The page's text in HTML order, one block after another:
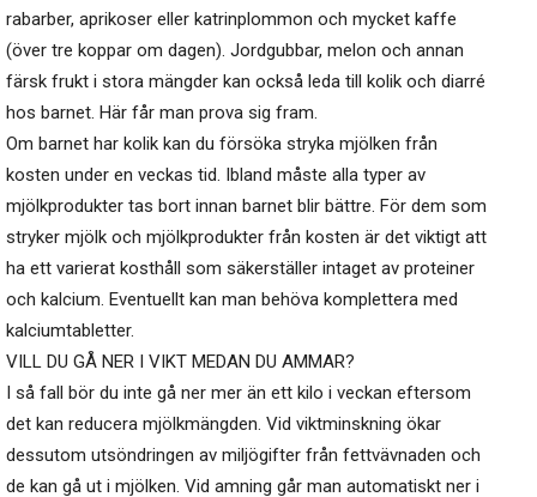
rabarber, aprikoser eller katrinplommon och mycket kaffe
(över tre koppar om dagen). Jordgubbar, melon och annan
färsk frukt i stora mängder kan också leda till kolik och diarré
hos barnet. Här får man prova sig fram.
Om barnet har kolik kan du försöka stryka mjölken från
kosten under en veckas tid. Ibland måste alla typer av
mjölkprodukter tas bort innan barnet blir bättre. För dem som
stryker mjölk och mjölkprodukter från kosten är det viktigt att
ha ett varierat kosthåll som säkerställer intaget av proteiner
och kalcium. Eventuellt kan man behöva komplettera med
kalciumtabletter.
VILL DU GÅ NER I VIKT MEDAN DU AMMAR?
I så fall bör du inte gå ner mer än ett kilo i veckan eftersom
det kan reducera mjölkmängden. Vid viktminskning ökar
dessutom utsöndringen av miljögifter från fettvävnaden och
de kan gå ut i mjölken. Vid amning går man automatiskt ner i